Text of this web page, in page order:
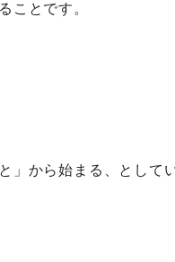
ことです。
」から始まる 、として